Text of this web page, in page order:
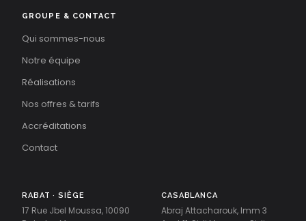
GROUPE & CONTACT
Qui sommes-nous
Notre équipe
Réalisations
Nos offres & tarifs
Accréditations
Contact
RABAT · SIÈGE
17 Rue Jbel Moussa, 10090
CASABLANCA
Abraj Attacharouk, Imm 3